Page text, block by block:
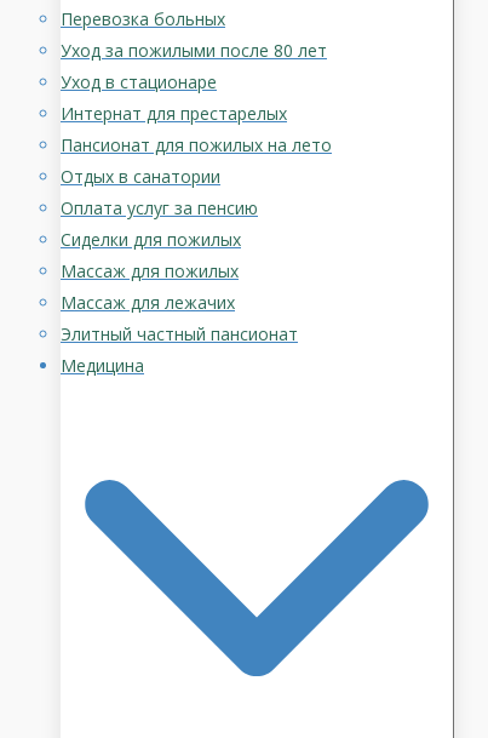
Перевозка больных
Уход за пожилыми после 80 лет
Уход в стационаре
Интернат для престарелых
Пансионат для пожилых на лето
Отдых в санатории
Оплата услуг за пенсию
Сиделки для пожилых
Массаж для пожилых
Массаж для лежачих
Элитный частный пансионат
Медицина